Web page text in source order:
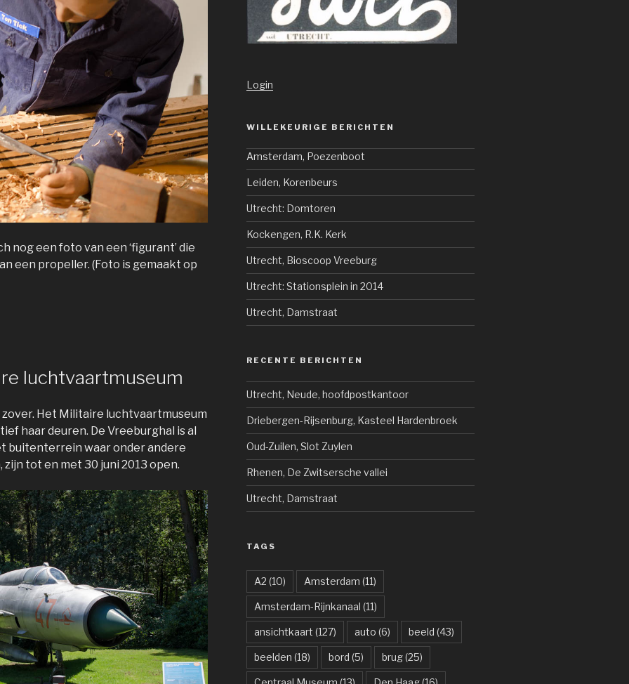
nog een foto van een ‘figurant’ die
een propeller. (Foto is gemaakt op
luchtvaartmuseum
Het Militaire luchtvaartmuseum
haar deuren. De Vreeburghal is al
buitenterrein waar onder andere
tot en met 30 juni 2013 open.
Login
WILLEKEURIGE BERICHTEN
Amsterdam, Poezenboot
Leiden, Korenbeurs
Utrecht: Domtoren
Kockengen, R.K. Kerk
Utrecht, Bioscoop Vreeburg
Utrecht: Stationsplein in 2014
Utrecht, Damstraat
RECENTE BERICHTEN
Utrecht, Neude, hoofdpostkantoor
Driebergen-Rijsenburg, Kasteel Hardenbroek
Oud-Zuilen, Slot Zuylen
Rhenen, De Zwitsersche vallei
Utrecht, Damstraat
TAGS
A2 (10) Amsterdam (11)
Amsterdam-Rijnkanaal (11)
ansichtkaart (127) auto (6) beeld (43)
beelden (18) bord (5) brug(25)